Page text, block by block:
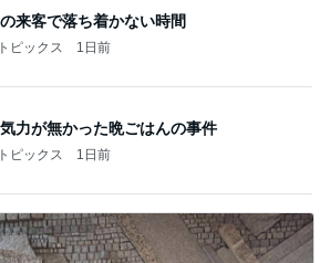
来客で落ち着かない時間
ピックス 1日前
力が無かった晩ごはんの事件
ピックス 1日前